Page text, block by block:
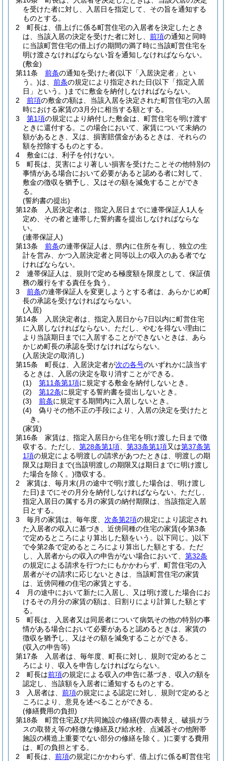
を受けた者に対し、入居日を指定して、その旨を通知する
ものとする。
2
町長は、借上げに係る町営住宅の入居者を決定したとき
は、当該入居の決定を受けた者に対し、 前項の通知と同時
に当該町営住宅の借上げの期間の満了時に当該町営住宅を
明け渡さなければならない旨を通知しなければならない。
(敷金)
第11条
前条の通知を受けた者(以下「入居決定者」とい
う。)は、 前条の規定により指定された日(以下「指定入居
日」という。) までに敷金を納付しなければならない。
2
前項の敷金の額は、当該入居を決定された町営住宅の入居
時における家賃の3月分に相当する額とする。
3
第1項の規定により納付した敷金は、町営住宅を明け渡す
ときに還付する。
この場合において、家賃について未納の
額があるとき、又は、損害賠償金があるときは、それらの
額を控除するものとする。
4
敷金には、利子を付けない。
5
町長は、災害により著しい損害を受けたことその他特別の
事情がある場合において必要があると認める者に対して、
敷金の徴収を猶予し、又はその額を減免することができ
る。
(誓約書の提出)
第12条
入居決定者は、指定入居日までに連帯保証人1人を
定め、その者と連帯した誓約書を提出しなければならな
い。
(連帯保証人)
第13条
前条の連帯保証人は、県内に住所を有し、独立の生
計を営み、かつ入居決定者と同等以上の収入のある者でな
ければならない。
2
連帯保証人は、規則で定める極度額を限度として、保証債
務の履行をする責任を負う。
3
前条の連帯保証人を変更しようとする者は、あらかじめ町
長の承認を受けなければならない。
(入居)
第14条
入居決定者は、指定入居日から7日以内に町営住宅
に入居しなければならない。 ただし、やむを得ない理由に
より当該期日までに入居することができないときは、あら
かじめ町長の承認を受けなければならない。
(入居決定の取消し)
第15条
町長は、入居決定者が次の各号のいずれかに該当す
るときは、入居の決定を取り消すことができる。
(1)
第11条第1項に規定する敷金を納付しないとき。
(2)
第12条に規定する誓約書を提出しないとき。
(3)
前条に規定する期間内に入居しないとき。
(4)
偽りその他不正の手段により、入居の決定を受けたと
き。
(家賃)
第16条
家賃は、指定入居日から住宅を明け渡した日まで徴
収する。 ただし、 第28条第1項 第33条第1項又は第37条第
1項の規定による明渡しの請求があつたときは、明渡しの期
限又は期日まで(当該明渡しの期限又は期日までに明け渡し
た場合を除く。)徴収する。
2
家賃は、毎月末(月の途中で明け渡した場合は、明け渡し
た日) までにその月分を納付しなければならない。 ただし、
指定入居日の属する月の家賃の納付期限は、当該指定入居
日とする。
3
毎月の家賃は、毎年度、 次条第2項の規定により認定され
た入居者の収入に基づき、近傍同種の住宅の家賃(令第3条
で定めるところにより算出した額をいう。以下同じ。)以下
で令第2条で定めるところにより算出した額とする。 ただ
し、入居者からの収入の申告がない場合において、 第32条
の規定による請求を行つたにもかかわらず、町営住宅の入
居者がその請求に応じないときは、当該町営住宅の家賃
は、近傍同種の住宅の家賃とする。
4
月の途中において新たに入居し、又は明け渡した場合にお
けるその月分の家賃の額は、日割りにより計算した額とす
る。
5
町長は、入居者又は同居者について病気その他の特別の事
情がある場合において必要があると認めるときは、家賃の
徴収を猶予し、又はその額を減免することができる。
(収入の申告等)
第17条
入居者は、毎年度、町長に対し、規則で定めるとこ
ろにより、収入を申告しなければならない。
2
町長は前項の規定による収入の申告に基づき、収入の額を
認定し、当該額を入居者に通知するものとする。
3
入居者は、 前項の規定による認定に対し、規則で定めると
ころにより、意見を述べることができる。
(修繕費用の負担)
第18条
町営住宅及び共同施設の修繕(畳の表替え、破損ガラ
スの取替え等の軽微な修繕及び給水栓、点滅器その他附帯
施設の構造上重要でない部分の修繕を除く。)に要する費用
は、町の負担とする。
2
町長は、 前項の規定にかかわらず、借上げに係る町営住宅